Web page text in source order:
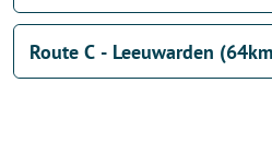
Route C - Leeuwarden